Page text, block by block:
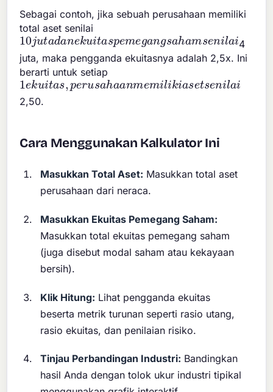
Sebagai contoh, jika sebuah perusahaan memiliki
total aset senilai
10jutadanekuita spemega ngsaha msenil
4
juta, maka pengganda ekuitasnya adalah 2,5x. Ini
berarti untuk setiap
1ekuitas,perusahaanmemilikiasetsenila
2,50.
Cara Menggunakan Kalkulator Ini
Masukkan Total Aset: Masukkan total aset
perusahaan dari neraca.
Masukkan Ekuitas Pemegang Saham:
Masukkan total ekuitas pemegang saham
(juga disebut modal saham atau kekayaan
bersih).
Klik Hitung: Lihat pengganda ekuitas
beserta metrik turunan seperti rasio utang,
rasio ekuitas, dan penilaian risiko.
Tinjau Perbandingan Industri: Bandingkan
hasil Anda dengan tolok ukur industri tipikal